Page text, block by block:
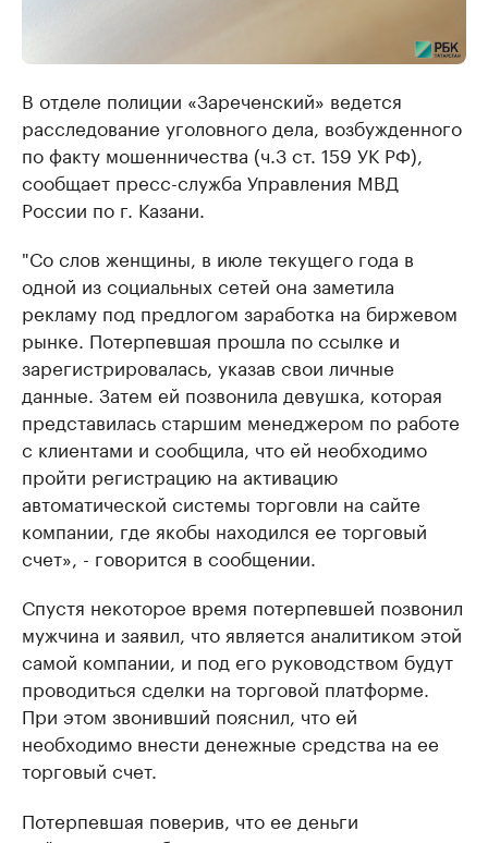
В отделе полиции «Зареченский» ведется
расследование уголовного дела, возбужденного
по факту мошенничества (ч.3 ст. 159 УК РФ),
сообщает пресс-служба Управления МВД
России по г. Казани.
"Со слов женщины, в июле текущего года в
одной из социальных сетей она заметила
рекламу под предлогом заработка на биржевом
рынке. Потерпевшая прошла по ссылке и
зарегистрировалась, указав свои личные
данные. Затем ей позвонила девушка, которая
представилась старшим менеджером по работе
с клиентами и сообщила, что ей необходимо
пройти регистрацию на активацию
автоматической системы торговли на сайте
компании, где якобы находился ее торговый
счет», - говорится в сообщении.
Спустя некоторое время потерпевшей позвонил
мужчина и заявил, что является аналитиком этой
самой компании, и под его руководством будут
проводиться сделки на торговой платформе.
При этом звонивший пояснил, что ей
необходимо внести денежные средства на ее
торговый счет.
Потерпевшая поверив, что ее деньги